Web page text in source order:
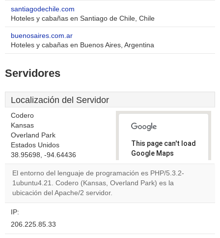
santiagodechile.com
Hoteles y cabañas en Santiago de Chile, Chile
buenosaires.com.ar
Hoteles y cabañas en Buenos Aires, Argentina
Servidores
Localización del Servidor
Codero
Kansas
Overland Park
Estados Unidos
38.95698, -94.64436
This page can't load
Google Maps
correctly.
Do you
El entorno del lenguaje de programación es PHP/5.3.2-
1ubuntu4.21. Codero (Kansas, Overland Park) es la
ubicación del Apache/2 servidor.
IP:
206.225.85.33